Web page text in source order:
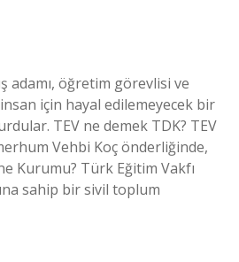
adamı, öğretim görevlisi ve
için hayal edilemeyecek bir
TEV ne demek TDK? TEV
Vehbi Koç önderliğinde,
Kurumu? Türk Eğitim Vakfı
sahip bir sivil toplum